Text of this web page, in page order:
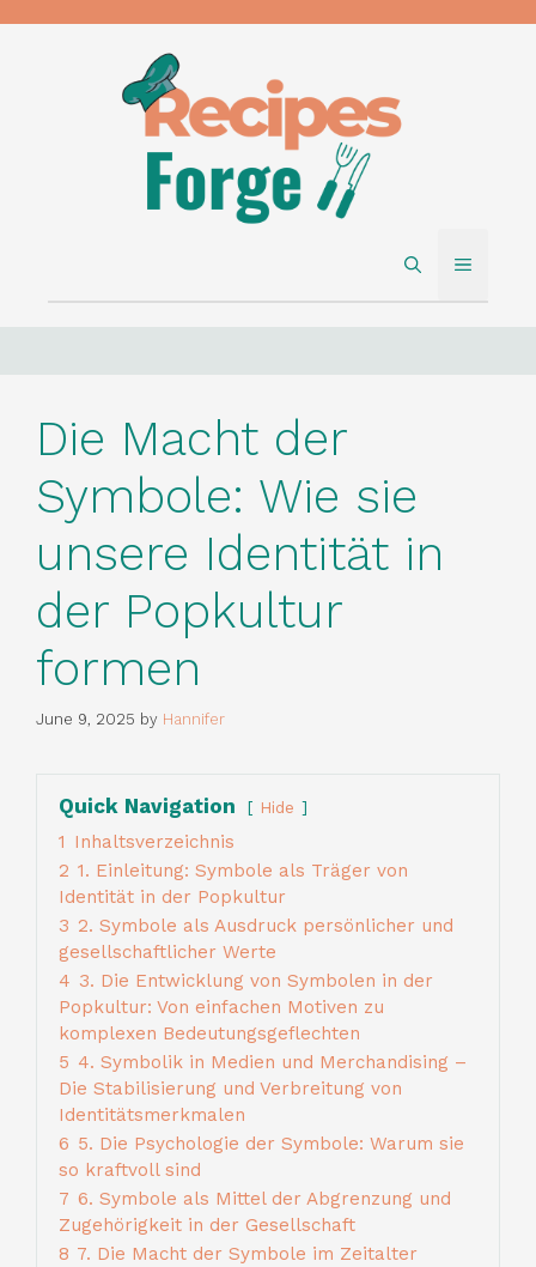
MENU
Die Macht der
Symbole: Wie sie
unsere Identität in
der Popkultur
formen
June 9, 2025 by Hannifer
Quick Navigation Hide
1 Inhaltsverzeichnis
2 1. Einleitung: Symbole als Träger von
Identität in der Popkultur
3 2. Symbole als Ausdruck persönlicher und
gesellschaftlicher Werte
4 3. Die Entwicklung von Symbolen in der
Popkultur: Von einfachen Motiven zu
komplexen Bedeutungsgeflechten
5 4. Symbolik in Medien und Merchandising –
Die Stabilisierung und Verbreitung von
Identitätsmerkmalen
6 5. Die Psychologie der Symbole: Warum sie
so kraftvoll sind
7 6. Symbole als Mittel der Abgrenzung und
Zugehörigkeit in der Gesellschaft
8 7. Die Macht der Symbole im Zeitalter